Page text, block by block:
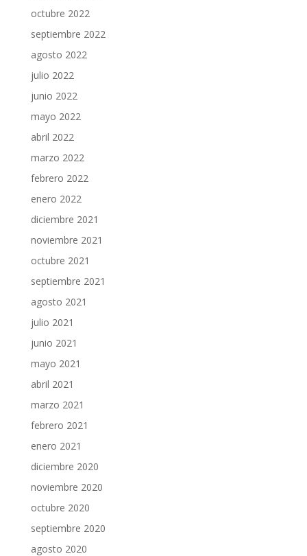
octubre 2022
septiembre 2022
agosto 2022
julio 2022
junio 2022
mayo 2022
abril 2022
marzo 2022
febrero 2022
enero 2022
diciembre 2021
noviembre 2021
octubre 2021
septiembre 2021
agosto 2021
julio 2021
junio 2021
mayo 2021
abril 2021
marzo 2021
febrero 2021
enero 2021
diciembre 2020
noviembre 2020
octubre 2020
septiembre 2020
agosto 2020